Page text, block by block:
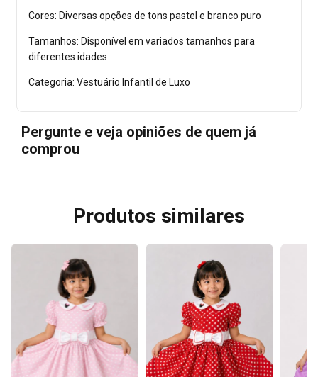
Cores: Diversas opções de tons pastel e branco puro
Tamanhos: Disponível em variados tamanhos para
diferentes idades
Categoria: Vestuário Infantil de Luxo
Pergunte e veja opiniões de quem já
comprou
Produtos similares